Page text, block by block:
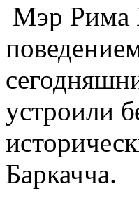
Мэр Рима
устроили
Баркачча.